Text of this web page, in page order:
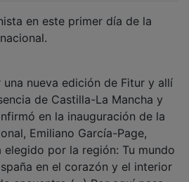
de Castilla-La Mancha y
en la inauguración de la
Emiliano García-Page,
por la región: Tu mundo
en el corazón y el interior
encuentro (...) Por aquí pasa